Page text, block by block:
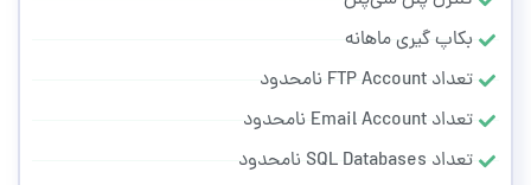
بکاپ گیری ماهانه
تعداد FTP Account نامحدود
تعداد Email Account نامحدود
تعداد SQL Databases نامحدود